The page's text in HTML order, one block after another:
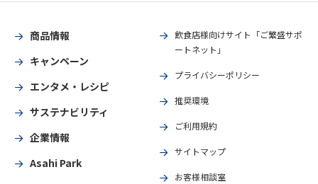
商品情報
キャンペーン
エンタメ・レシピ
サステナビリティ
企業情報
Asahi Park
飲食店様向けサイト「ご繁盛サポ
ートネット」
プライバシーポリシー
推奨環境
ご利用規約
サイトマップ
お客様相談室